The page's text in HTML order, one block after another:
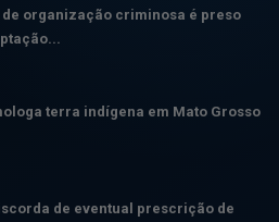
de organização criminosa é preso
terra indígena em Mato Grosso
de eventual prescrição de